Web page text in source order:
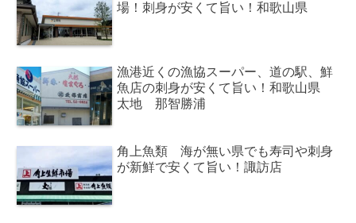
場！刺身が安くて旨い！和歌山県
漁港近くの漁協スーパー、道の駅、鮮
魚店の刺身が安くて旨い！和歌山県
太地 那智勝浦
角上魚類 海が無い県でも寿司や刺身
が新鮮で安くて旨い！諏訪店